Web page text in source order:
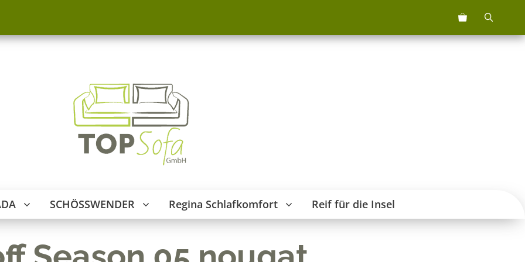
SCHÖSSWENDER Regina Schlafkomfort Reif für die Insel
Menge